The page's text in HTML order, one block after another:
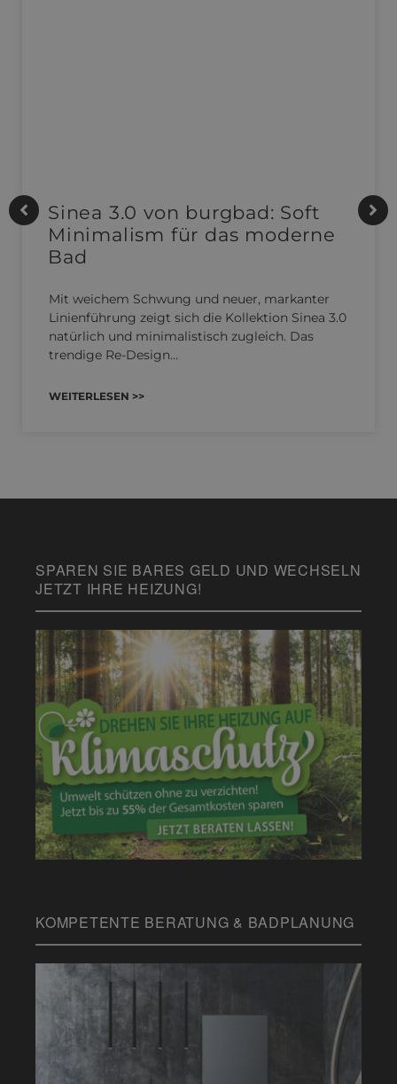
Sinea 3.0 von burgbad: Soft
Minimalism für das moderne
Bad
Mit weichem Schwung und neuer, markanter
Linienführung zeigt sich die Kollektion Sinea 3.0
natürlich und minimalistisch zugleich. Das
trendige Re-Design…
WEITERLESEN >>
SPAREN SIE BARES GELD UND WECHSELN
JETZT IHRE HEIZUNG!
KOMPETENTE BERATUNG & BADPLANUNG